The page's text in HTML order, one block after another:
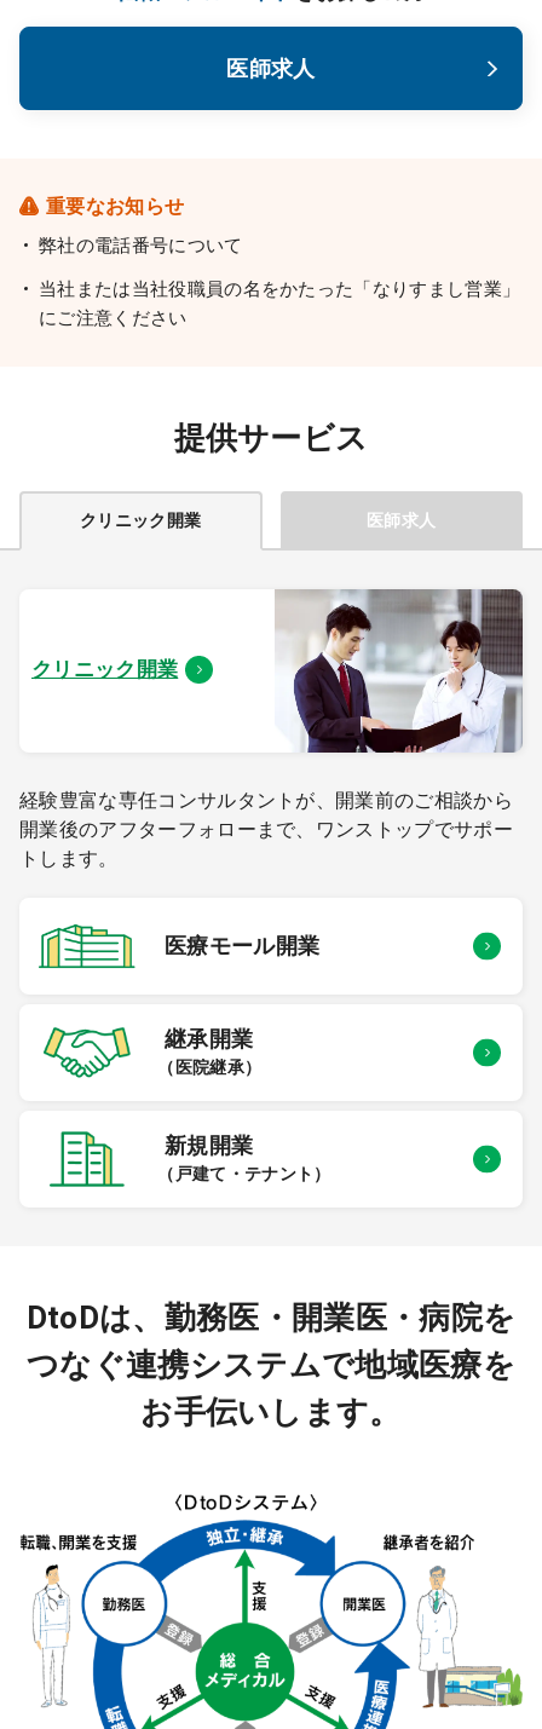
医師求人
重要なお知らせ
弊社の電話番号について
当社または当社役職員の名をかたった「なりすまし営業」
にご注意ください
提供サービス
クリニック開業 医師求人
クリニック開業
経験豊富な専任コンサルタントが、開業前のご相談から
開業後のアフターフォローまで、ワンストップでサポー
トします。
医療モール開業
継承開業
（医院継承）
新規開業
（戸建て・テナント）
DtoDは、勤務医・開業医・病院を
つなぐ連携システムで地域医療を
お手伝いします。